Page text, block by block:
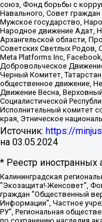
союз, Фонд борьбы с
Навального, Совет граждан
Мужское государство,
Народное движение Адат,
Архангельской области,
Советских Светлых Родов,
Meta Platforms Inc,
Добровольческое
Черный Комитет,
общественное движение,
Движение Весна,
Социалистической
Исполнительный комитет
края, Этническое
Источник: https://
на 03.05.2024
* Реестр иностранных
Калининградская региональная общественная организация "Экозащита!-Женсовет", Фонд содействия защите прав и свобод граждан "Общественный вердикт", Фонд "Институт Развития Свободы Информации", Частное учреждение "Информационное агентство МЕМО. РУ", Региональная общественная организация "Общественная комиссия по сохранению наследия академика Сахарова", Фонд поддержки свободы прессы, Санкт-Петербургская общественная правозащитная организация "Гражданский контроль", Межрегиональная общественная организация "Информационно-просветительский центр "Мемориал", Региональный Фонд "Центр Защиты Прав Средств Массовой Информации", с 05.12.2023 Фонд "Центр Защиты Прав Средств массовой информации", Региональная общественная благотворительная организация помощи беженцам и мигрантам "Гражданское содействие", Негосударственное образовательное учреждение дополнительного профессионального образования (повышение квалификации) специалистов "АКАДЕМИЯ ПО ПРАВАМ ЧЕЛОВЕКА", Свердловская региональная общественная организация "Сутяжник", Автономная некоммерческая организация "Центр независимых социологических исследований", Союз общественных объединений "Российский исследовательский центр по правам человека", Региональное общественное учреждение научно-информационный центр "МЕМОРИАЛ", Некоммерческая организация "Фонд защиты гласности", Автономная некоммерческая организация "Институт прав человека", Городская общественная организация "Екатеринбургское общество "МЕМОРИАЛ", Городская общественная организация "Рязанское историко-просветительское и правозащитное общество "Мемориал" (Рязанский Мемориал), Челябинский региональный орган общественной самодеятельности – женское общественное объединение "Женщины Евразии", Челябинский региональный орган общественной самодеятельности "Уральская правозащитная группа", Фонд содействия защите здоровья и социальной справедливости имени Андрея Рылькова, Автономная Некоммерческая Организация "Аналитический Центр Юрия Левады", Автономная некоммерческая организация социальной поддержки населения "Проект Апрель", Региональная общественная организация помощи женщинам и детям, находящимся в кризисной ситуации "Информационно-методический центр "Анна", Фонд содействия развитию массовых коммуникаций и правовому просвещению "Так-так-Так", Фонд содействия устойчивому развитию "Серебряная тайга", Свердловский региональный общественный фонд социальных проектов "Новое время", "Idel.Реалии", Кавказ.Реалии, Крым.Реалии, Телеканал Настоящее Время, Татаро-башкирская служба Радио Свобода (Azatliq Radiosi), Радио Свободная Европа/Радио Свобода (PCE/PC), "Сибирь.Реалии", "Фактограф", Благотворительный фонд помощи осужденным и их семьям, Автономная некоммерческая организация "Институт глобализации и социальных движений", Фонд "В защиту прав заключенных", Частное учреждение "Центр поддержки и содействия развитию средств массовой информации", Пензенский региональный общественный благотворительный фонд "Гражданский союз", "Север.Реалии", Некоммерческая организация Фонд "Правовая инициатива", Общество с ограниченной ответственностью "Радио Свободная Европа/Радио Свобода", Чешское информационное агентство "MEDIUM-ORIENT", Красноярская региональная общественная организация "Мы против СПИДа", Камалягин Денис Николаевич, Маркелов Сергей Евгеньевич, Пономарев Лев Александрович, Савицкая Людмила Алексеевна, Автономная некоммерческая организация "Центр по работе с проблемой насилия "НАСИЛИЮ.НЕТ", Межрегиональный профессиональный союз работников здравоохранения "Альянс врачей", Юридическое лицо, зарегистрированное в Латвийской Республике, SIA "Medusa Project" (регистрационный номер 40103797863, дата регистрации 10.06.2014), Некоммерческая организация "Фонд по борьбе с коррупцией", Автономная некоммерческая организация "Институт права и публичной политики", Баданин Роман Сергеевич, Гликин Максим Александрович, Железнова Мария Михайловна, Лукьянова Юлия Сергеевна, Маетная Елизавета Витальевна, Маняхин Петр Борисович, Чуракова Ольга Владимировна, Ярош Юлия Петровна, Юридическое лицо "The Insider SIA", зарегистрированное в Риге, Латвийская Республика (дата регистрации 26.06.2015), являющееся администратором доменного имени интернет-издания "The Insider SIA", https://theins.ru, Постернак Алексей Евгеньевич, Рубин Михаил Аркадьевич, Анин Роман Александрович, Юридическое лицо Istories fonds, зарегистрированное в Латвийской Республике (регистрационный номер 50008295751, дата регистрации 24.02.2020), Великовский Дмитрий Александрович, Долинина Ирина Николаевна, Мароховская Алеся Алексеевна, Шлейнов Роман Юрьевич, Шмагун Олеся Валентиновна, Общество с ограниченной